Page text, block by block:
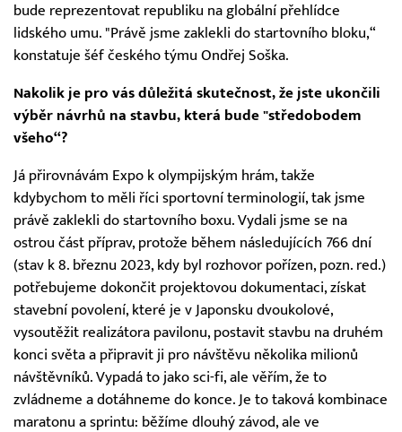
bude reprezentovat republiku na globální přehlídce
lidského umu. "Právě jsme zaklekli do startovního bloku,“
konstatuje šéf českého týmu Ondřej Soška.
Nakolik je pro vás důležitá skutečnost, že jste ukončili
výběr návrhů na stavbu, která bude "středobodem
všeho“?
Já přirovnávám Expo k olympijským hrám, takže
kdybychom to měli říci sportovní terminologií, tak jsme
právě zaklekli do startovního boxu. Vydali jsme se na
ostrou část příprav, protože během následujících 766 dní
(stav k 8. březnu 2023, kdy byl rozhovor pořízen, pozn. red.)
potřebujeme dokončit projektovou dokumentaci, získat
stavební povolení, které je v Japonsku dvoukolové,
vysoutěžit realizátora pavilonu, postavit stavbu na druhém
konci světa a připravit ji pro návštěvu několika milionů
návštěvníků. Vypadá to jako sci-fi, ale věřím, že to
zvládneme a dotáhneme do konce. Je to taková kombinace
maratonu a sprintu: běžíme dlouhý závod, ale ve